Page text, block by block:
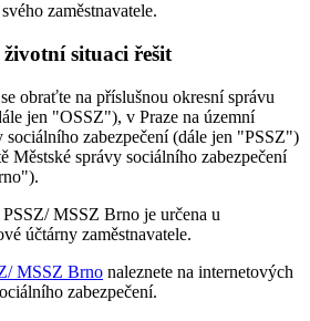
zaměstnavatele.
situaci řešit
obraťte na příslušnou okresní správu
jen "OSSZ"), v Praze na územní
sociálního zabezpečení (dále jen "PSSZ")
Městské správy sociálního zabezpečení
MSSZ Brno je určena u
účtárny zaměstnavatele.
MSSZ Brno naleznete na internetových
zabezpečení.